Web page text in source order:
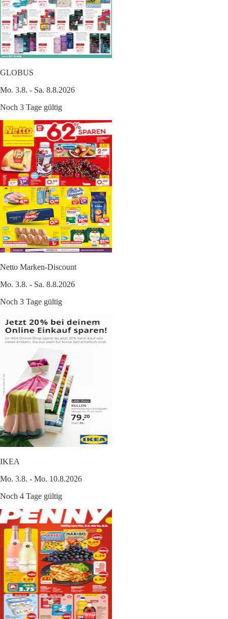
GLOBUS
Mo. 3.8. - Sa. 8.8.2026
Noch 3 Tage gültig
Netto Marken-Discount
Mo. 3.8. - Sa. 8.8.2026
Noch 3 Tage gültig
IKEA
Mo. 3.8. - Mo. 10.8.2026
Noch 4 Tage gültig